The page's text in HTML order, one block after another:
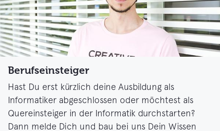
Berufseinsteiger
Hast Du erst kürzlich deine Ausbildung als
Informatiker abgeschlossen oder möchtest als
Quereinsteiger in der Informatik durchstarten?
Dann melde Dich und bau bei uns Dein Wissen